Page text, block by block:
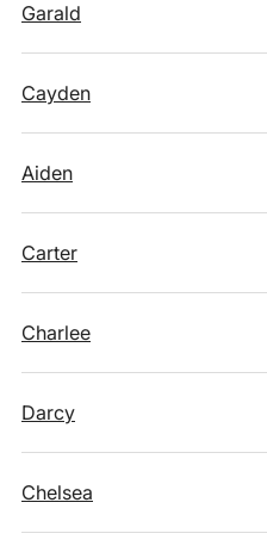
Garald
Cayden
Aiden
Carter
Charlee
Darcy
Chelsea